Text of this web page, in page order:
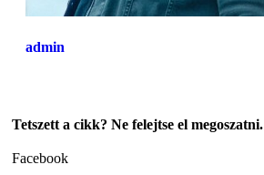
admin
Tetszett a cikk? Ne felejtse el megoszatni.
Facebook